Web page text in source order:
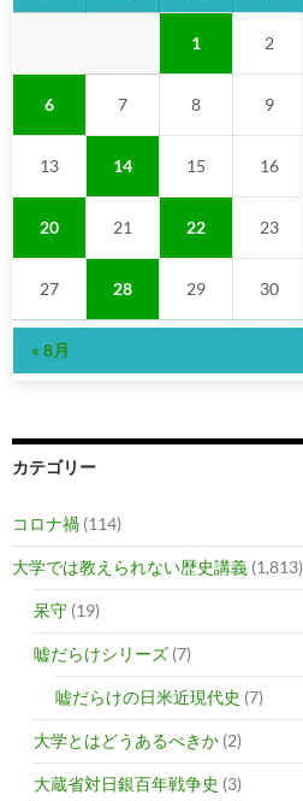
1 2
6 7 8 9
13 14 15 16
20 21 22 23
27 28 29 30
« 8月
カテゴリー
コロナ禍 (114)
大学では教えられない歴史講義 (1,813)
呆守 (19)
嘘だらけシリーズ (7)
嘘だらけの日米近現代史 (7)
大学とはどうあるべきか (2)
大蔵省対日銀百年戦争史 (3)